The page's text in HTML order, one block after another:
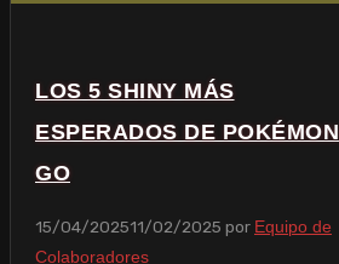
LOS 5 SHINY MÁS
ESPERADOS DE POKÉMON
GO
15/04/202511/02/2025 por Equipo de
Colaboradores